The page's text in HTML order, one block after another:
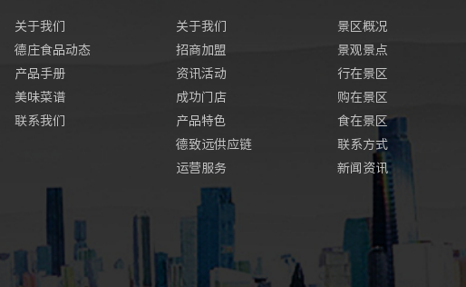
关于我们
德庄食品动态
产品手册
美味菜谱
联系我们
关于我们
招商加盟
资讯活动
成功门店
产品特色
德致远供应链
运营服务
景区概况
景观景点
行在景区
购在景区
食在景区
联系方式
新闻资讯